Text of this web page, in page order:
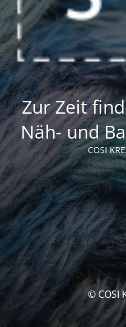
Zur Zeit
Näh- und
COSI
© COSI